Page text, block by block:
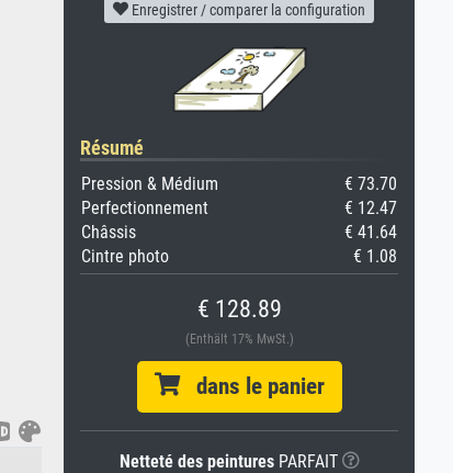
Enregistrer / comparer la configuration
Résumé
Pression & Médium
€ 73.70
Perfectionnement
€ 12.47
Châssis
€ 41.64
Cintre photo
€ 1.08
€ 128.89
(Enthält 17% MwSt.)
dans le panier
Netteté des peinturesPARFAIT